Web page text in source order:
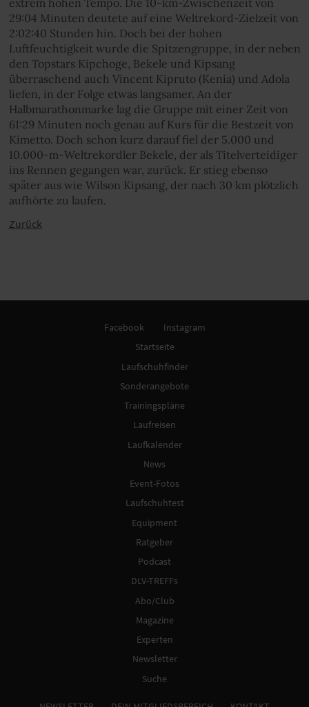
29:04 Minuten deutete auf eine Weltrekord-Zielzeit von
2:02:40 Stunden hin. Doch bei der hohen
Luftfeuchtigkeit wurde die Spitzengruppe, in der neben
den Topstars Kipchoge, Bekele und Kipsang
überraschend auch Vincent Kipruto (Kenia) und Adola
liefen, in der Folge etwas langsamer. An der
Halbmarathonmarke lag die Gruppe mit einer Zeit von
61:29 Minuten noch genau auf Kurs für die Bestzeit von
Kimetto. Doch schon kurz darauf fiel der 5.000 und
10.000-m-Weltrekordler Bekele, der als Titelverteidiger
ins Rennen gegangen war, zurück. Er stieg ebenso
später aus wie Wilson Kipsang, der nach 30 km plötzlich
aufhörte zu laufen.
Zurück
Facebook
Instagram
Startseite
Laufschuhfinder
Sonderangebote
Trainingspläne
Laufreisen
Laufkalender
News
Event-Fotos
Laufschuhtest
Equipment
Ratgeber
Podcast
DLV-TREFFs
Abo/Club
Magazine
Experten
Newsletter
Suche